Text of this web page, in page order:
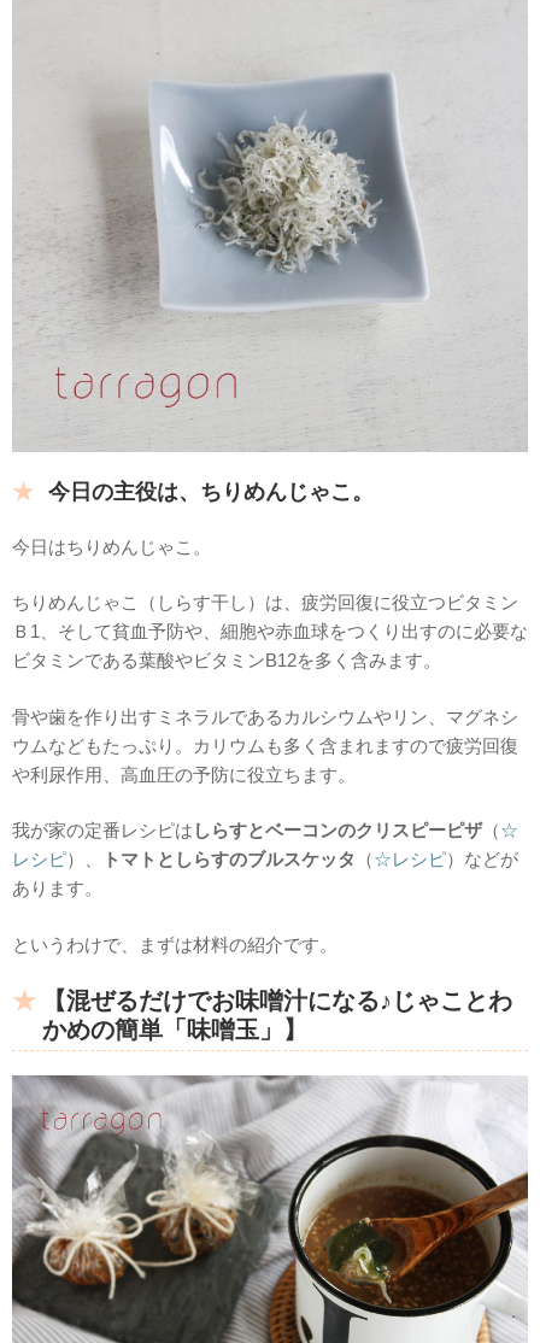
今日の主役は、ちりめんじゃこ。
今日はちりめんじゃこ。
ちりめんじゃこ（しらす干し）は、疲労回復に役立つビタミン
Ｂ1、そして貧血予防や、細胞や赤血球をつくり出すのに必要な
ビタミンである葉酸やビタミンB12を多く含みます。
骨や歯を作り出すミネラルであるカルシウムやリン、マグネシ
ウムなどもたっぷり。カリウムも多く含まれますので疲労回復
や利尿作用、高血圧の予防に役立ちます。
我が家の定番レシピは しらすとベーコンのクリスピーピザ（☆
レシピ）、 トマトとしらすのブルスケッタ （☆レシピ）などが
あります。
というわけで、まずは材料の紹介です。
【混ぜるだけでお味噌汁になる♪じゃことわ
かめの簡単「味噌玉」】